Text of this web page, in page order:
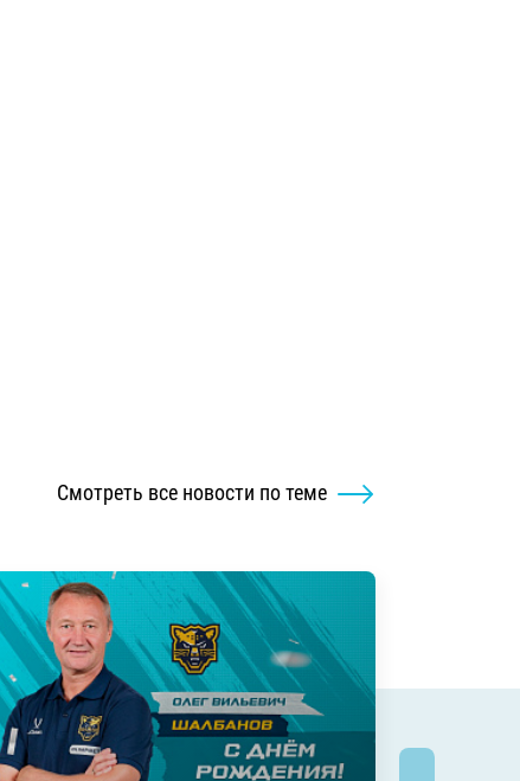
Смотреть все новости по теме